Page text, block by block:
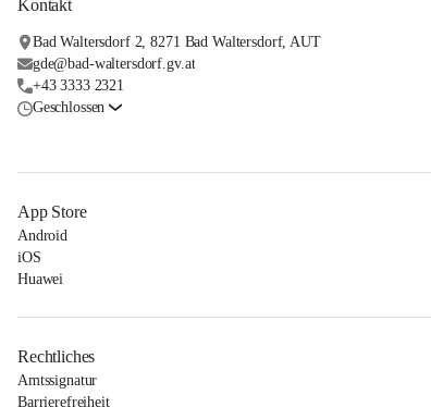
Kontakt
Bad Waltersdorf 2, 8271 Bad Waltersdorf, AUT
gde@bad-waltersdorf.gv.at
+43 3333 2321
Geschlossen
App Store
Android
iOS
Huawei
Rechtliches
Amtssignatur
Barrierefreiheit